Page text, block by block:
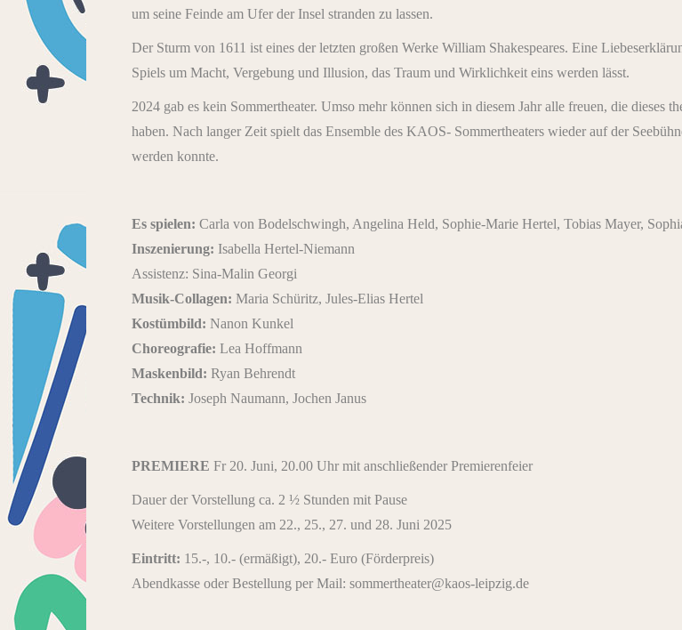
um seine Feinde am Ufer der Insel stranden zu lassen.
Der Sturm von 1611 ist eines der letzten großen Werke William Shakespeares. Eine
Spiels um Macht, Vergebung und Illusion, das Traum und Wirklichkeit eins werden lässt.
2024 gab es kein Sommertheater. Umso mehr können sich in diesem Jahr alle freuen, die dieses
haben. Nach langer Zeit spielt das Ensemble des KAOS- Sommertheaters wieder auf der
werden konnte.
Es spielen: Carla von Bodelschwingh, Angelina Held, Sophie-Marie Hertel, Tobias Mayer,
Inszenierung: Isabella Hertel-Niemann
Assistenz: Sina-Malin Georgi
Musik-Collagen: Maria Schüritz, Jules-Elias Hertel
Kostümbild: Nanon Kunkel
Choreografie: Lea Hoffmann
Maskenbild: Ryan Behrendt
Technik: Joseph Naumann, Jochen Janus
PREMIERE Fr 20. Juni, 20.00 Uhr mit anschließender Premierenfeier
Dauer der Vorstellung ca. 2 ½ Stunden mit Pause
Weitere Vorstellungen am 22., 25., 27. und 28. Juni 2025
Eintritt: 15.-, 10.- (ermäßigt), 20.- Euro (Förderpreis)
Abendkasse oder Bestellung per Mail: sommertheater@kaos-leipzig.de